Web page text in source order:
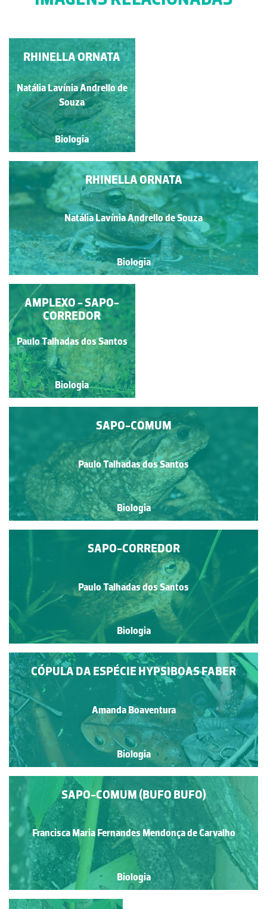
EXEMPLARES DE
RHINELLA ORNATA
Natália Lavínia Andrello de
Souza
Biologia
RHINELLA ORNATA
Natália Lavínia Andrello de
Souza
Biologia
RHINELLA ORNATA
Natália Lavínia Andrello de Souza
Biologia
SAPO-COMUM
Paulo Talhadas dos Santos
Biologia
AMPLEXO - SAPO-
CORREDOR
Paulo Talhadas dos Santos
Biologia
SAPO-COMUM
Paulo Talhadas dos Santos
Biologia
SAPO-CORREDOR
Paulo Talhadas dos Santos
Biologia
CÓPULA DA ESPÉCIE HYPSIBOAS FABER
Amanda Boaventura
Biologia
SAPO-COMUM (BUFO BUFO)
Francisca Maria Fernandes Mendonça de Carvalho
Biologia